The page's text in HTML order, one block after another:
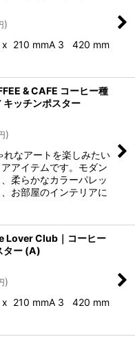
)
x 210 mmA 3 420 mm
& CAFE コーヒー種
キッチンポスター
)
れなアートを楽しみたい
アイテムです。モダン
柔らかなカラーパレッ
お部屋のインテリアに
Lover Club｜コーヒー
ター (A)
)
x 210 mmA 3 420 mm